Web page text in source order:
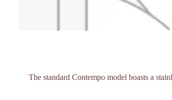
The standard Contempo model boasts a